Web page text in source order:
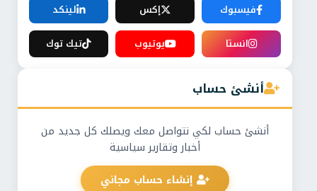
فيسبوك إكس
لينكد
انستا
يوتيوب تيك توك
أنشئ حساب
أنشئ حساب لكي نتواصل معك ويصلك كل جديد من
أخبار وتقارير سياسية
إنشاء حساب مجاني